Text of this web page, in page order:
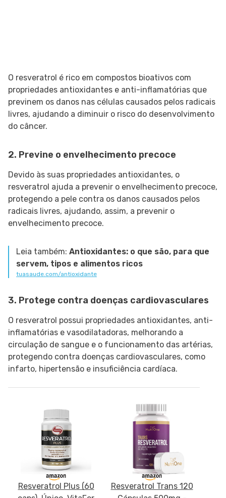
O resveratrol é rico em compostos bioativos com
propriedades antioxidantes e anti-inflamatórias que
previnem os danos nas células causados pelos radicais
livres, ajudando a diminuir o risco do desenvolvimento
do câncer.
2. Previne o envelhecimento precoce
Devido às suas propriedades antioxidantes, o
resveratrol ajuda a prevenir o envelhecimento precoce,
protegendo a pele contra os danos causados pelos
radicais livres, ajudando, assim, a prevenir o
envelhecimento precoce.
Leia também: Antioxidantes: o que são, para que
servem, tipos e alimentos ricos
tuasaude.com/antioxidante
3. Protege contra doenças cardiovasculares
O resveratrol possui propriedades antioxidantes, anti-
inflamatórias e vasodilatadoras, melhorando a
circulação de sangue e o funcionamento das artérias,
protegendo contra doenças cardiovasculares, como
infarto, hipertensão e insuficiência cardíaca.
Resveratrol Plus (60
Resveratrol Trans 120